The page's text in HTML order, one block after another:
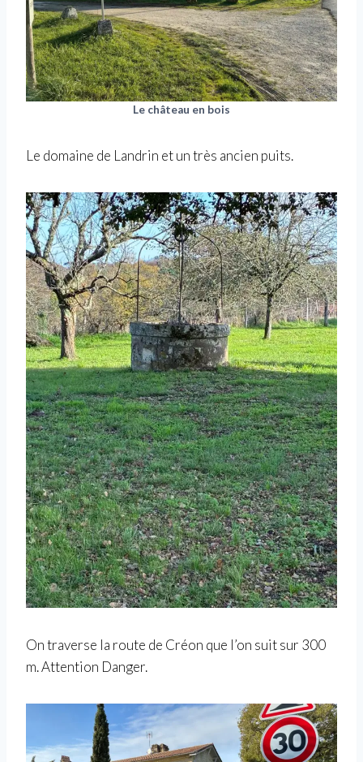
Le château en bois
Le domaine de Landrin et un très ancien puits.
On traverse la route de Créon que l’on suit sur 300
m. Attention Danger.